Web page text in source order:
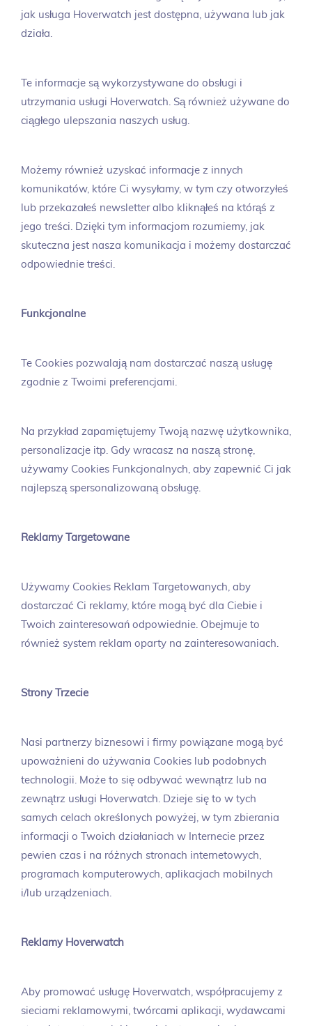
jak usługa Hoverwatch jest dostępna, używana lub jak
działa.
Te informacje są wykorzystywane do obsługi i
utrzymania usługi Hoverwatch. Są również używane do
ciągłego ulepszania naszych usług.
Możemy również uzyskać informacje z innych
komunikatów, które Ci wysyłamy, w tym czy otworzyłeś
lub przekazałeś newsletter albo kliknąłeś na którąś z
jego treści. Dzięki tym informacjom rozumiemy, jak
skuteczna jest nasza komunikacja i możemy dostarczać
odpowiednie treści.
Funkcjonalne
Te Cookies pozwalają nam dostarczać naszą usługę
zgodnie z Twoimi preferencjami.
Na przykład zapamiętujemy Twoją nazwę użytkownika,
personalizacje itp. Gdy wracasz na naszą stronę,
używamy Cookies Funkcjonalnych, aby zapewnić Ci jak
najlepszą spersonalizowaną obsługę.
Reklamy Targetowane
Używamy Cookies Reklam Targetowanych, aby
dostarczać Ci reklamy, które mogą być dla Ciebie i
Twoich zainteresowań odpowiednie. Obejmuje to
również system reklam oparty na zainteresowaniach.
Strony Trzecie
Nasi partnerzy biznesowi i firmy powiązane mogą być
upoważnieni do używania Cookies lub podobnych
technologii. Może to się odbywać wewnątrz lub na
zewnątrz usługi Hoverwatch. Dzieje się to w tych
samych celach określonych powyżej, w tym zbierania
informacji o Twoich działaniach w Internecie przez
pewien czas i na różnych stronach internetowych,
programach komputerowych, aplikacjach mobilnych
i/lub urządzeniach.
Reklamy Hoverwatch
Aby promować usługę Hoverwatch, współpracujemy z
sieciami reklamowymi, twórcami aplikacji, wydawcami